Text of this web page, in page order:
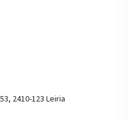
2410-123 Leiria